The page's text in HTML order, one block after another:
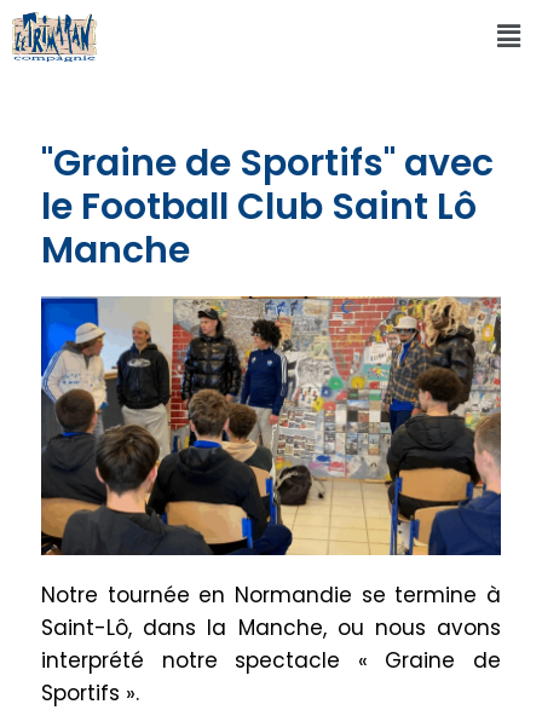
"Graine de Sportifs" avec
le Football Club Saint Lô
Manche
Notre tournée en Normandie se termine à
Saint-Lô, dans la Manche, ou nous avons
interprété notre spectacle « Graine de
Sportifs ».